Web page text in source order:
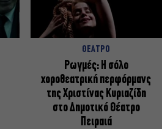
ΘΕΑΤΡΟ
Ρωγμές: Η σόλο
χοροθεατρική περφόρμανς
της Χριστίνας Κυριαζίδη
στο Δημοτικό Θέατρο
Πειραιά